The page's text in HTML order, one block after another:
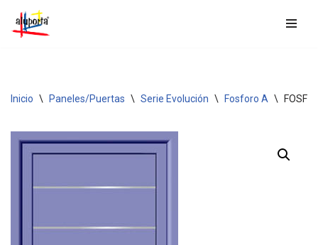
Saltar
Inicio \ Paneles/Puertas \ Serie Evolución \ Fosforo A \